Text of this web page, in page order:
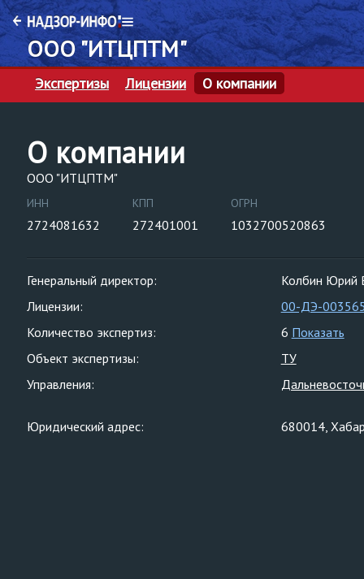
ООО "ИТЦПТМ"
Экспертизы Лицензии О компании
О компании
ООО "ИТЦПТМ"
ИНН
2724081632
КПП
272401001
ОГРН
1032700520863
Генеральный директор:
Колбин Юрий
Лицензии:
00-ДЭ-
Количество экспертиз:
6 Показать
Объект экспертизы:
ТУ
Управления:
Юридический адрес: 680014,